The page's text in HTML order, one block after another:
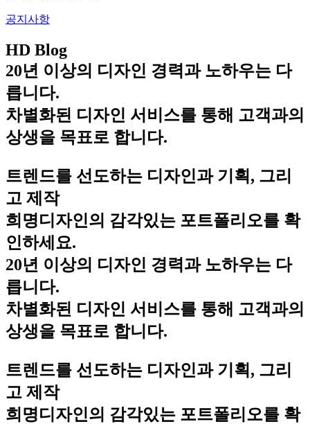
공지사항
HD Blog
20년 이상의 디자인 경력과 노하우는 다
릅니다.
차별화된 디자인 서비스를 통해 고객과의
상생을 목표로 합니다.
트렌드를 선도하는 디자인과 기획, 그리
고 제작
희명디자인의 감각있는 포트폴리오를 확
인하세요.
20년 이상의 디자인 경력과 노하우는 다
릅니다.
차별화된 디자인 서비스를 통해 고객과의
상생을 목표로 합니다.
트렌드를 선도하는 디자인과 기획, 그리
고 제작
희명디자인의 감각있는 포트폴리오를 확